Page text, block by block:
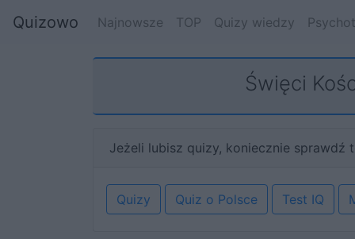
Quizowo Najnowsze TOP Quizy wiedzy
Święci
Jeżeli lubisz quizy, koniecznie sprawdź
Quizy Quiz o Polsce Test IQ